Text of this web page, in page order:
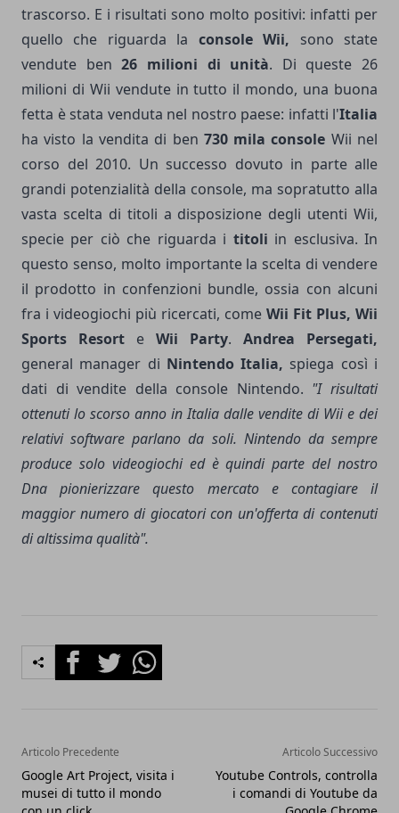
trascorso. E i risultati sono molto positivi: infatti per
quello che riguarda la console Wii, sono state
vendute ben 26 milioni di unità. Di queste 26
milioni di Wii vendute in tutto il mondo, una buona
fetta è stata venduta nel nostro paese: infatti l'Italia
ha visto la vendita di ben 730 mila console Wii nel
corso del 2010. Un successo dovuto in parte alle
grandi potenzialità della console, ma sopratutto alla
vasta scelta di titoli a disposizione degli utenti Wii,
specie per ciò che riguarda i titoli in esclusiva. In
questo senso, molto importante la scelta di vendere
il prodotto in confenzioni bundle, ossia con alcuni
fra i videogiochi più ricercati, come Wii Fit Plus, Wii
Sports Resort e Wii Party. Andrea Persegati,
general manager di Nintendo Italia, spiega così i
dati di vendite della console Nintendo. "I risultati
ottenuti lo scorso anno in Italia dalle vendite di Wii e dei
relativi software parlano da soli. Nintendo da sempre
produce solo videogiochi ed è quindi parte del nostro
Dna pionierizzare questo mercato e contagiare il
maggior numero di giocatori con un'offerta di contenuti
di altissima qualità".
FacebookTwitterWhatsapp
Articolo Precedente
Google Art Project, visita i
musei di tutto il mondo
Articolo Successivo
Youtube Controls, controlla
i comandi di Youtube da